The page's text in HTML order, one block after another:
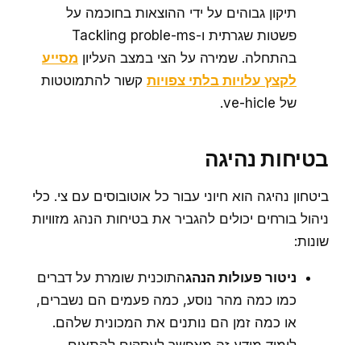
תיקון גבוהים על ידי ההוצאות בחוכמה על
פשטות שגרתית ו-Tackling proble-ms
בהתחלה. שמירה על הצי במצב העליון מסייע
לקצץ עלויות בלתי צפויות קשור להתמוטטות
של ve-hicle.
בטיחות נהיגה
ביטחון נהיגה הוא חיוני עבור כל אוטובוסים עם צי. כלי
ניהול בורחים יכולים להגביר את בטיחות הנהג מזוויות
שונות:
ניטור פעולות הנהגהתוכנית שומרת על דברים
כמו כמה מהר נוסע, כמה פעמים הם נשברים,
או כמה זמן הם נותנים את המכונית שלהם.